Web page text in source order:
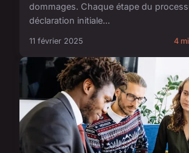
dommages. Chaque étape du
déclaration initiale...
11 février 2025 4